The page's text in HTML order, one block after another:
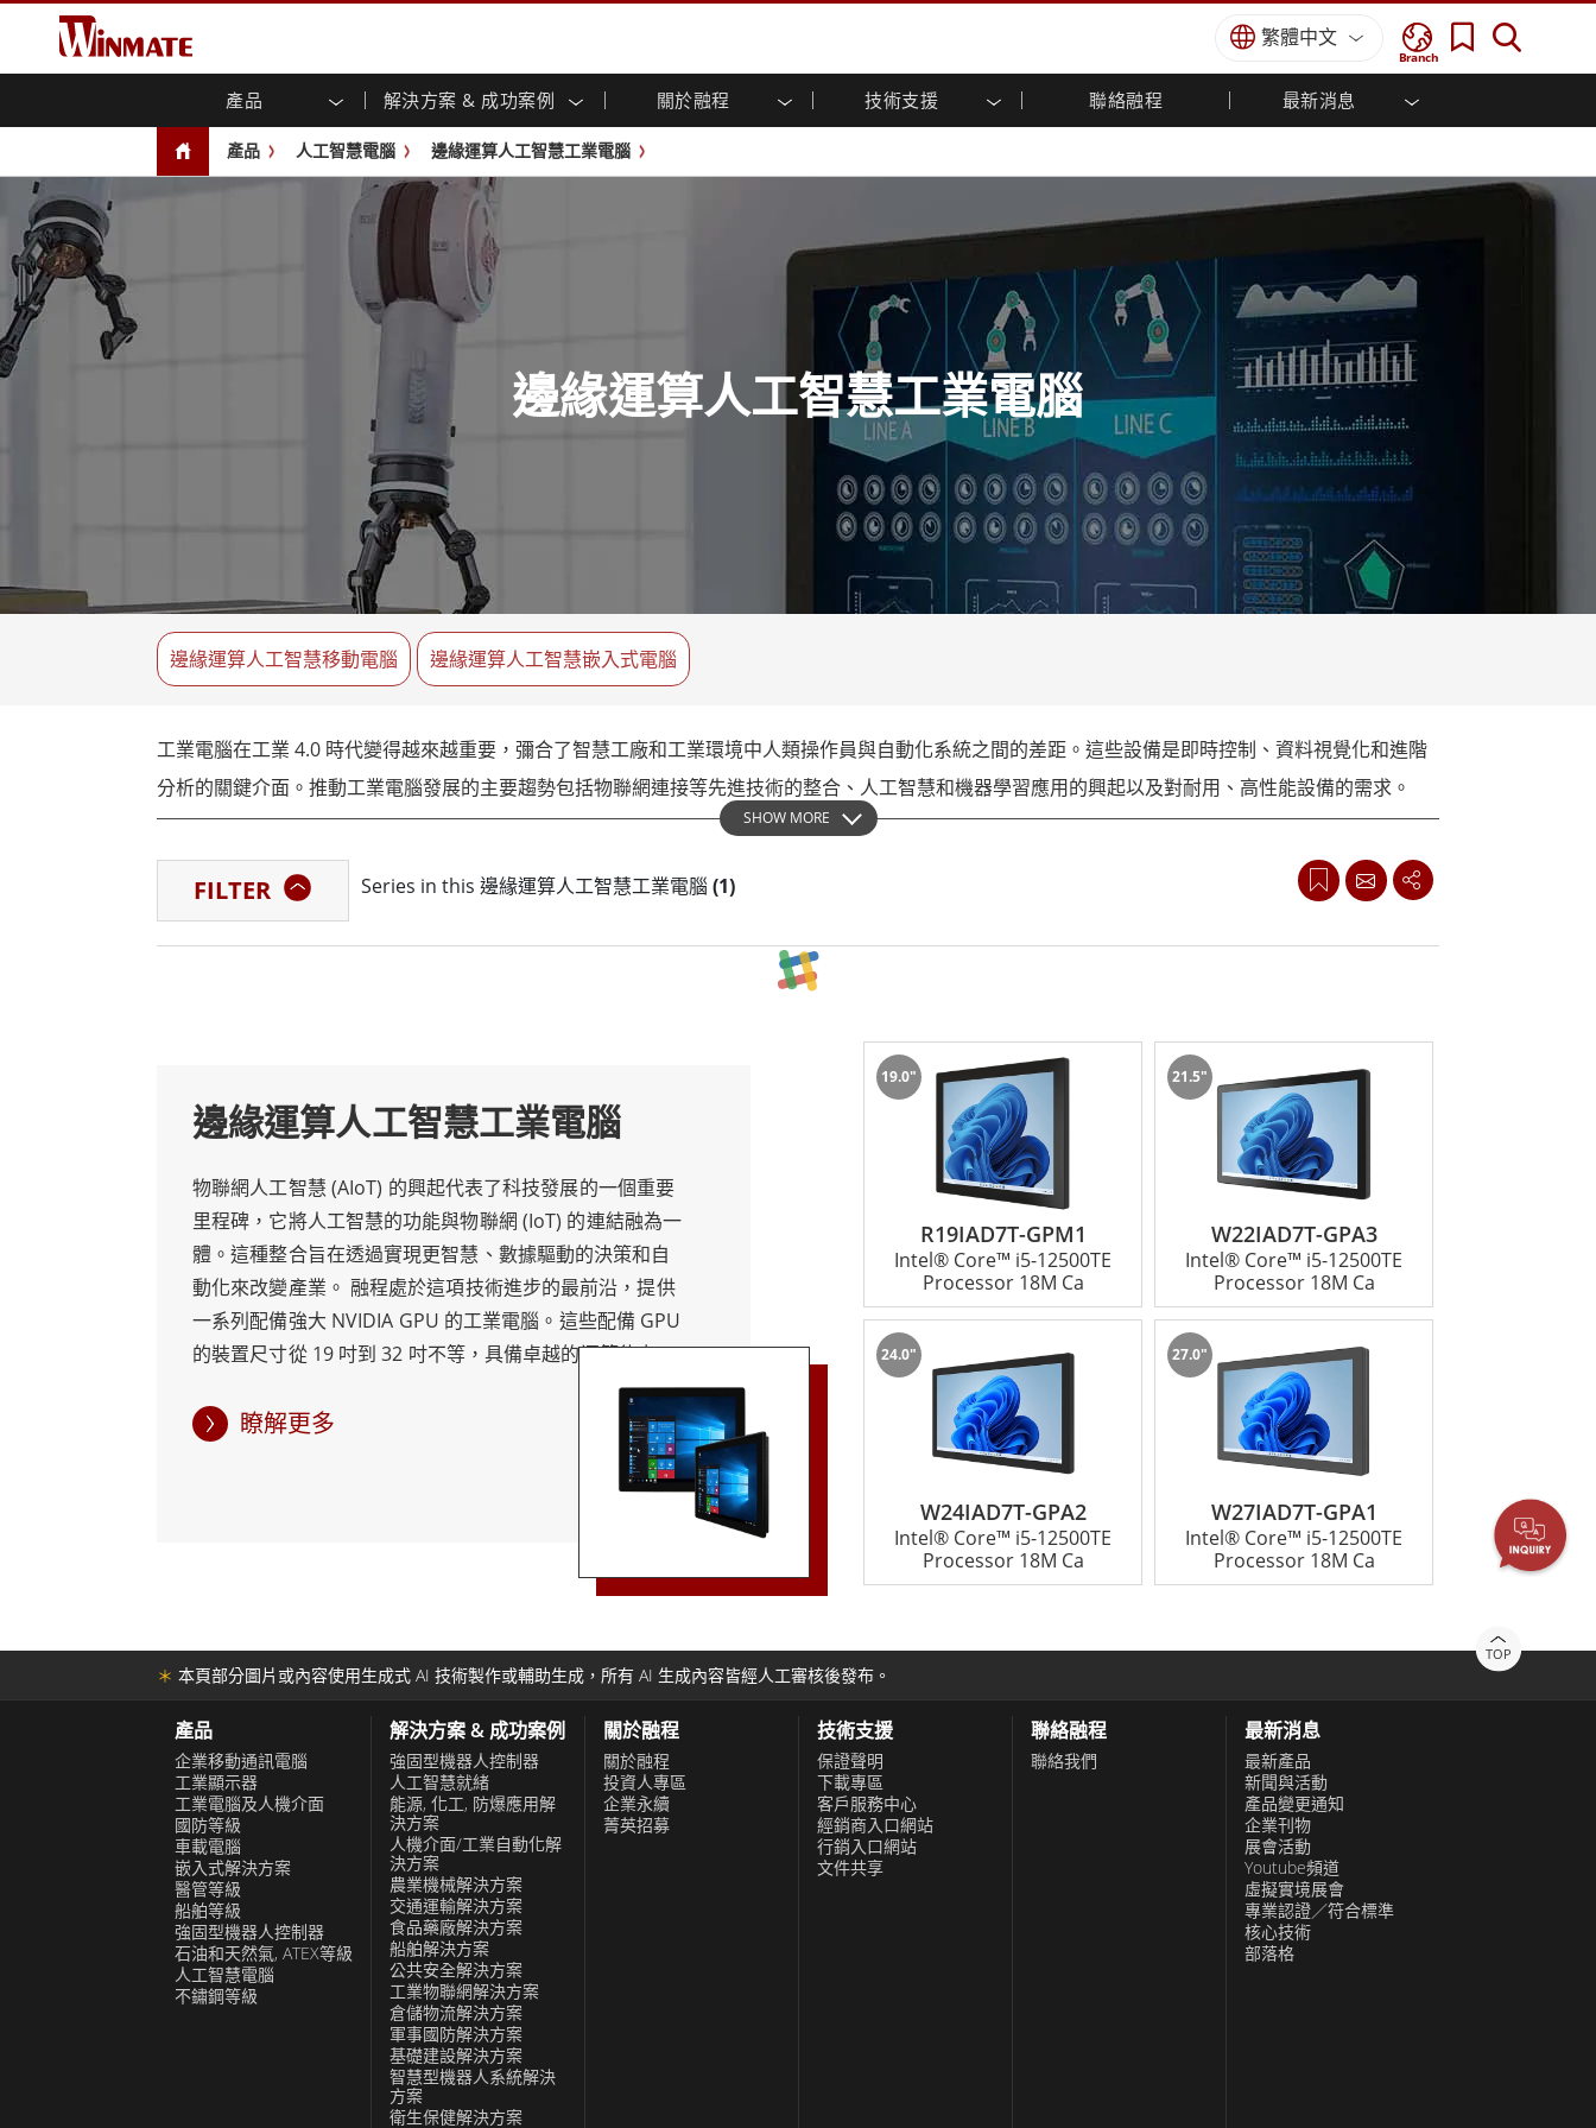
Branch
繁體中文
產品 解決方案 & 成功案例 關於融程 技術支援 聯絡融程 最新消息
企業移動通訊電腦
強固觸控筆記型電腦
Android系統強固型平板電腦
工業顯示器
多點觸控 (投射電
容)
開放式架構
機箱式
面板安裝
前面板IP65
不銹鋼系列
OSD 控制器
人機介面 (投射電容觸控)
工業電腦 (電阻觸控)
不銹鋼系列
G-WIN系列 / IP67設計
防爆等级
長條形數位電子看板
邊緣運算人工智慧工業電腦
國防等級強固觸控筆記型電腦
國防等級強固型平板電腦
國防等級工業電腦
國防等級顯示器 / NVIS 顯示器
國防等級伺服器
地面控制站
嵌入式解決方案 醫管等級
醫管等級強固型平板電腦
醫管等級工業電腦
醫管等級顯示器
船舶等級
船舶等級工業電腦
船舶等級顯示器
船舶等級嵌入式電腦
More
強固型機器人控制器
邊緣運算人工智慧移動電腦
機器人控制器
石油和天然氣, ATEX等級
ATEX等級強固型平板電腦
ATEX等級強固型手持行動電腦
ATEX等級工業電腦
人工智慧電腦
邊緣運算人工智慧移動電腦
不鏽鋼工業電腦
強固型機器人控制器 人工智慧就緒
農業機械解決方案
交通運輸解決方案 食品藥廠解決方案
船舶解決方案
工業物聯網解決方案
軍事國防解決方案
智慧型機器人系統解決方案
綠能減碳解決方案
自助服務亭解決方案
政府解决方案 重工業解決方案
金屬和採礦解決方案
關於融程 投資人專區
保證聲明 下載專區
行銷入口網站
文件共享
最新產品 新聞與活動
展會活動
Youtube頻道 虛擬實境展會
專業認證／符合標準
部落格
產品 人工智慧電腦 邊緣運算人工智慧工業電腦
邊緣運算人工智慧工業電腦
邊緣運算人工智慧移動電腦 邊緣運算人工智慧嵌入式電腦
工業電腦在工業 4.0 時代變得越來越重要，彌合了智慧工廠和工業環境中人類操作員與自動化系統之間的差距。這些設備是即時控制、資料視覺化和進階
分析的關鍵介面。推動工業電腦發展的主要趨勢包括物聯網連接等先進技術的整合、人工智慧和機器學習應用的興起以及對耐用、高性能設備的需求。
將 GPU 整合到工業電腦中代表著一項重大進步，增強了其運算能力和效能。NVIDIA 和 Intel 的 GPU（例如 T1000 和 A4000 系列）提供了顯著的優勢，
包括加速資料處理、高速視覺化和 AI 工作負載最佳化。這允許即時分析和複雜的模擬，這對於現代工業應用至關重要。
融程的邊緣運算人工智慧工業電腦處於這項技術轉變的最前沿，採用了強大的 NVIDIA 和 Intel GPU。這些設備旨在滿足各種行業對 19 至 32 吋大尺寸顯
數據處理和視覺化來提高營運效率。在醫療保健領域，它們透過高解析度顯示器和 GPU 加速支援患者資料管理和遠距醫療應用。
總體而言，融程的邊緣運算人工智慧工業電腦推動了創新和效率，在產業數位轉型中發揮著至關重要的作用。透過利用先進的 GPU 技術，這些設備可協
SHOW MORE
FILTER Series in this 邊緣運算人工智慧工業電腦 (1)
邊緣運算人工智慧工業電腦
物聯網人工智慧 (AIoT) 的興起代表了科技發展的一個重要
里程碑，它將人工智慧的功能與物聯網 (IoT) 的連結融為一
體。這種整合旨在透過實現更智慧、數據驅動的決策和自
動化來改變產業。 融程處於這項技術進步的最前沿，提供
一系列配備強大 NVIDIA GPU 的工業電腦。這些配備 GPU
的裝置尺寸從 19 吋到 32 吋不等，具備卓越的運算能力。
此組合能支援即時資料處理、AI 驅動的分析以及高速視覺
化，不僅提升營運效率，更能提供更深入的洞察。 融程配
備 GPU 的工業電腦可滿足不同行業的需求，包括交通、物
流和醫療保健。這些解決方案優化了供應鏈管理，簡化了
GPU 的工業電腦處於工業運算的前沿。它們推動生產力、
發揮關鍵作用。
瞭解更多
R19IAD7T-GPM1
19.0"
Intel® Core™ i5-12500TE
Processor 18M Ca
W22IAD7T-GPA3
21.5"
Intel® Core™ i5-12500TE
Processor 18M Ca
W24IAD7T-GPA2
24.0"
Intel® Core™ i5-12500TE
Processor 18M Ca
W27IAD7T-GPA1
27.0"
Intel® Core™ i5-12500TE
Processor 18M Ca
TOP
＊ 本頁部分圖片或內容使用生成式 AI 技術製作或輔助生成，所有 AI 生成內容皆經人工審核後發布。
產品
企業移動通訊電腦
工業顯示器
工業電腦及人機介面
國防等級
車載電腦
嵌入式解決方案
醫管等級
船舶等級
強固型機器人控制器
石油和天然氣, ATEX等級
人工智慧電腦
不鏽鋼等級
解決方案 & 成功案例
強固型機器人控制器
人工智慧就緒
能源, 化工, 防爆應用解
決方案
人機介面/工業自動化解
決方案
農業機械解決方案
交通運輸解決方案
食品藥廠解決方案
船舶解決方案
公共安全解決方案
工業物聯網解決方案
倉儲物流解決方案
軍事國防解決方案
基礎建設解決方案
智慧型機器人系統解決
方案
衛生保健解決方案
關於融程
關於融程
投資人專區
企業永續
菁英招募
技術支援
保證聲明
下載專區
客戶服務中心
經銷商入口網站
行銷入口網站
文件共享
聯絡融程
聯絡我們
最新消息
最新產品
新聞與活動
產品變更通知
企業刊物
展會活動
Youtube頻道
虛擬實境展會
專業認證／符合標準
核心技術
部落格